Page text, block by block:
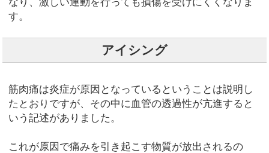
す。
アイシング
筋肉痛は炎症が原因となっているということは説明し
たとおりですが、その中に血管の透過性が亢進すると
いう記述がありました。
これが原因で痛みを引き起こす物質が放出されるの